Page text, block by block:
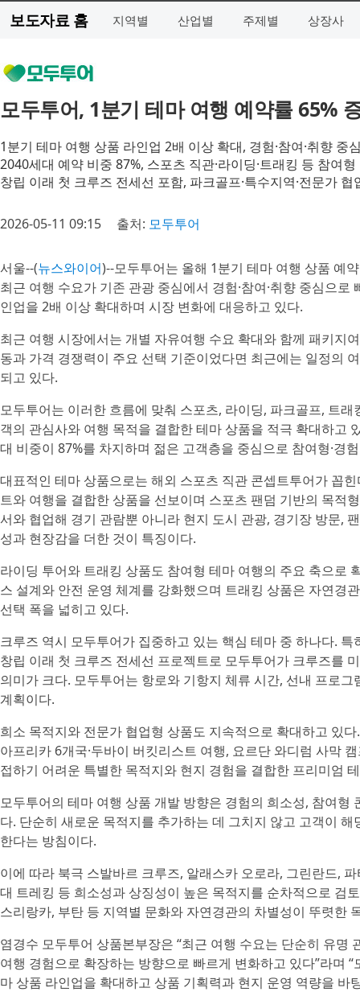
보도자료 홈 지역별 산업별 주제별 상장사
모두투어, 1분기 테마 여행 예약률 65%
1분기 테마 여행 상품 라인업 2배 이상 확대, 경험·참여·취향 중
2040세대 예약 비중 87%, 스포츠 직관·라이딩·트래킹 등 참여
창립 이래 첫 크루즈 전세선 포함, 파크골프·특수지역·전문가
2026-05-11 09:15 출처: 모두투어
서울--(뉴스와이어)--모두투어는 올해 1분기 테마 여행 상품 예
최근 여행 수요가 기존 관광 중심에서 경험·참여·취향 중심으
인업을 2배 이상 확대하며 시장 변화에 대응하고 있다.
최근 여행 시장에서는 개별 자유여행 수요 확대와 함께 패키지
동과 가격 경쟁력이 주요 선택 기준이었다면 최근에는 일정의
되고 있다.
모두투어는 이러한 흐름에 맞춰 스포츠, 라이딩, 파크골프, 트
객의 관심사와 여행 목적을 결합한 테마 상품을 적극 확대하고
대 비중이 87%를 차지하며 젊은 고객층을 중심으로 참여형·경
대표적인 테마 상품으로는 해외 스포츠 직관 콘셉트투어가 꼽
트와 여행을 결합한 상품을 선보이며 스포츠 팬덤 기반의 목적
서와 협업해 경기 관람뿐 아니라 현지 도시 관광, 경기장 방문,
성과 현장감을 더한 것이 특징이다.
라이딩 투어와 트래킹 상품도 참여형 테마 여행의 주요 축으로
스 설계와 안전 운영 체계를 강화했으며 트래킹 상품은 자연경
선택 폭을 넓히고 있다.
크루즈 역시 모두투어가 집중하고 있는 핵심 테마 중 하나다.
창립 이래 첫 크루즈 전세선 프로젝트로 모두투어가 크루즈를
의미가 크다. 모두투어는 항로와 기항지 체류 시간, 선내 프로
계획이다.
희소 목적지와 전문가 협업형 상품도 지속적으로 확대하고 있
아프리카 6개국·두바이 버킷리스트 여행, 요르단 와디럼 사막
접하기 어려운 특별한 목적지와 현지 경험을 결합한 프리미엄
모두투어의 테마 여행 상품 개발 방향은 경험의 희소성, 참여
다. 단순히 새로운 목적지를 추가하는 데 그치지 않고 고객이
한다는 방침이다.
이에 따라 북극 스발바르 크루즈, 알래스카 오로라, 그린란드,
대 트레킹 등 희소성과 상징성이 높은 목적지를 순차적으로 검
스리랑카, 부탄 등 지역별 문화와 자연경관의 차별성이 뚜렷한
염경수 모두투어 상품본부장은 “최근 여행 수요는 단순히 유
여행 경험으로 확장하는 방향으로 빠르게 변화하고 있다”라며
마 상품 라인업을 확대하고 상품 기획력과 현지 운영 역량을